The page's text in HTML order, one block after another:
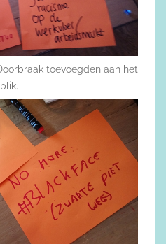
toevoegden aan het
blik.